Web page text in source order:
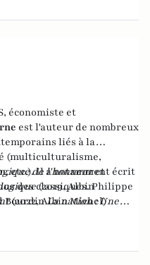
économiste et
est l'auteur de nombreux
liés à la
(multiculturalisme,
etc.). Il a notamment écrit
(2019, Albin
(2022, Albin Michel)
de l'honneuret
des classiques. Philippe
BourdinLa nation : Une